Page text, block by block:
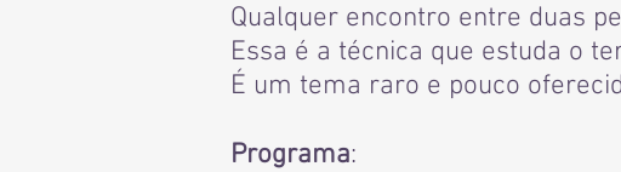
Qualquer encontro entre duas
Essa é a técnica que estuda o
É um tema raro e pouco
Programa: